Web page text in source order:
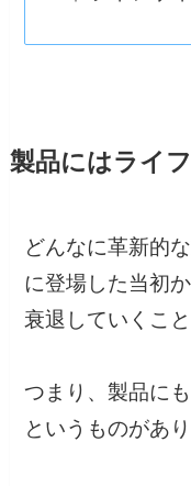
製品にはライ
どんなに革新的
に登場した当初
衰退していくこ
つまり、製品に
というものがあり